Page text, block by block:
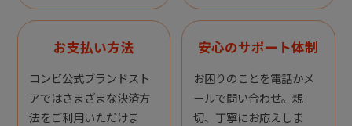
お支払い方法
コンビ公式ブランドスト
アではさまざまな決済方
法をご利用いただけま
安心のサポート体制
お困りのことを電話かメ
ールで問い合わせ。親
切、丁寧にお応えしま